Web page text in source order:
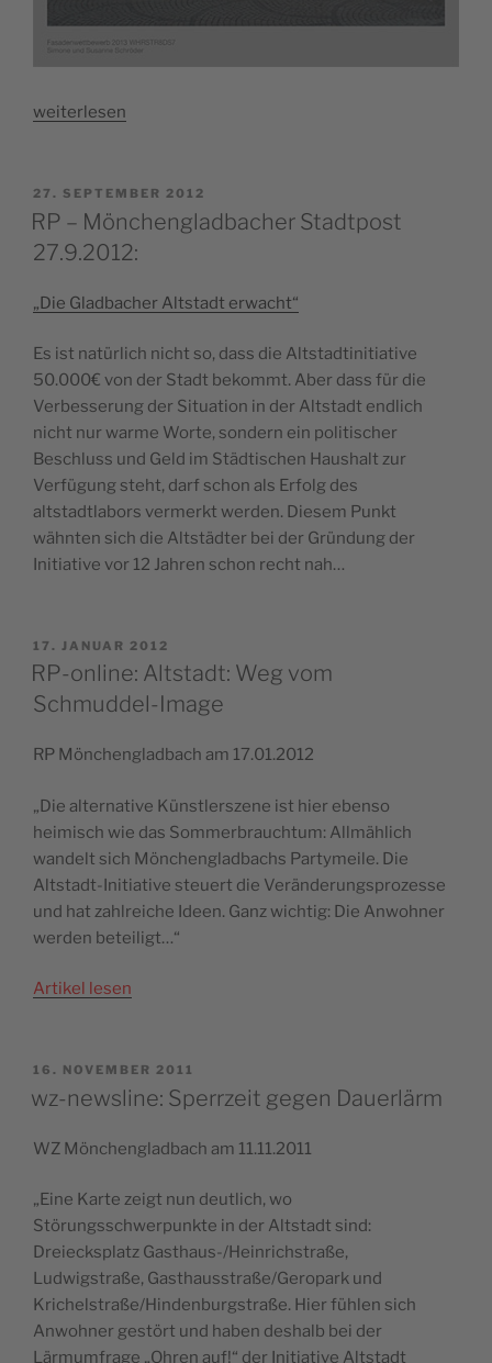
„5:0
GEWINNER
DES
FASSADENWETTBEWERBS
FEST“
weiterlesen
VERÖFFENTLICHT
AM
27. SEPTEMBER 2012
RP – Mönchengladbacher Stadtpost
27.9.2012:
„Die Gladbacher Altstadt erwacht“
Es ist natürlich nicht so, dass die Altstadtinitiative
50.000€ von der Stadt bekommt. Aber dass für die
Verbesserung der Situation in der Altstadt endlich
nicht nur warme Worte, sondern ein politischer
Beschluss und Geld im Städtischen Haushalt zur
Verfügung steht, darf schon als Erfolg des
altstadtlabors vermerkt werden. Diesem Punkt
wähnten sich die Altstädter bei der Gründung der
Initiative vor 12 Jahren schon recht nah…
VERÖFFENTLICHT
AM
17. JANUAR 2012
RP-online: Altstadt: Weg vom
Schmuddel-Image
RP Mönchengladbach am 17.01.2012
„Die alternative Künstlerszene ist hier ebenso
heimisch wie das Sommerbrauchtum: Allmählich
wandelt sich Mönchengladbachs Partymeile. Die
Altstadt-Initiative steuert die Veränderungsprozesse
und hat zahlreiche Ideen. Ganz wichtig: Die Anwohner
werden beteiligt…“
Artikel lesen
VERÖFFENTLICHT
16. NOVEMBER 2011
wz-newsline: Sperrzeit gegen Dauerlärm
WZ Mönchengladbach am 11.11.2011
„Eine Karte zeigt nun deutlich, wo
Störungsschwerpunkte in der Altstadt sind:
Dreiecksplatz Gasthaus-/Heinrichstraße,
Ludwigstraße, Gasthausstraße/Geropark und
Krichelstraße/Hindenburgstraße. Hier fühlen sich
Anwohner gestört und haben deshalb bei der
Lärmumfrage „Ohren auf!“ der Initiative Altstadt